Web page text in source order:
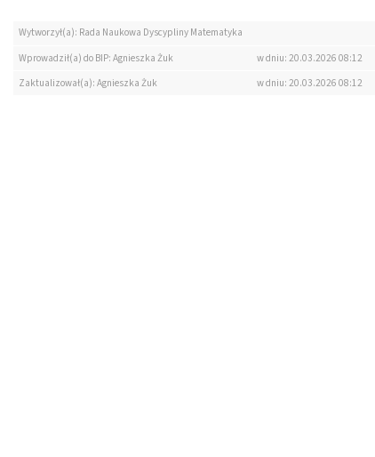
Wytworzył(a): Rada Naukowa Dyscypliny Matematyka
Wprowadził(a) do BIP: Agnieszka Żuk
w dniu: 20.03.2026 08:12
Zaktualizował(a): Agnieszka Żuk
w dniu: 20.03.2026 08:12